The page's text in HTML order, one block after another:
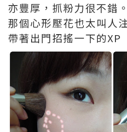
亦豐厚，抓粉力很不錯。
那個心形壓花也太叫人
帶著出門招搖一下的XP